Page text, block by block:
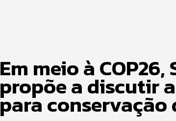
Em meio à COP26,
propõe a discutir
para